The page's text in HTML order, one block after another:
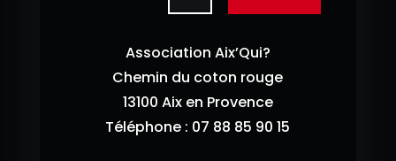
Association Aix’Qui?
Chemin du coton rouge
13100 Aix en Provence
Téléphone : 07 88 85 90 15